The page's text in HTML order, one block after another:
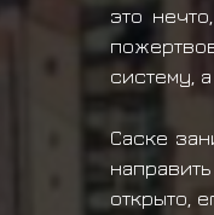
это
систему,
Саске
открыто,